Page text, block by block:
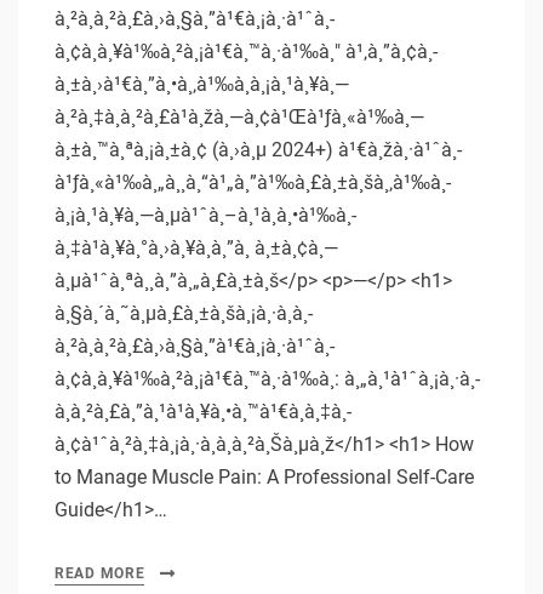
à¸²à¸à¸²à¸£à¸›à¸§à¸”à¹€à¸¡à¸·à¹ˆà¸­
à¸¢à¸à¸¥à¹‰à¸²à¸¡à¹€à¸™à¸·à¹‰à¸­" à¹‚à¸”à¸¢à¸­
à¸±à¸›à¹€à¸”à¸•à¸‚à¹‰à¸­à¸¡à¸¹à¸¥à¸—
à¸²à¸‡à¸à¸²à¸£à¹à¸žà¸—à¸¢à¹Œà¹ƒà¸«à¹‰à¸—
à¸±à¸™à¸ªà¸¡à¸±à¸¢ (à¸›à¸µ 2024+) à¹€à¸žà¸·à¹ˆà¸­
à¹ƒà¸«à¹‰à¸„à¸¸à¸“à¹„à¸”à¹‰à¸£à¸±à¸šà¸‚à¹‰à¸­
à¸¡à¸¹à¸¥à¸—à¸µà¹ˆà¸–à¸¹à¸à¸•à¹‰à¸­
à¸‡à¹à¸¥à¸°à¸›à¸¥à¸­à¸”à¸ à¸±à¸¢à¸—
à¸µà¹ˆà¸ªà¸¸à¸”à¸„à¸£à¸±à¸š</p> <p>—</p> <h1>
à¸§à¸´à¸˜à¸µà¸£à¸±à¸šà¸¡à¸·à¸­à¸­
à¸²à¸à¸²à¸£à¸›à¸§à¸”à¹€à¸¡à¸·à¹ˆà¸­
à¸¢à¸à¸¥à¹‰à¸²à¸¡à¹€à¸™à¸·à¹‰à¸­: à¸„à¸¹à¹ˆà¸¡à¸·à¸­
à¸à¸²à¸£à¸”à¸¹à¹à¸¥à¸•à¸™à¹€à¸­à¸‡à¸­
à¸¢à¹ˆà¸²à¸‡à¸¡à¸·à¸­à¸­à¸²à¸Šà¸µà¸ž</h1> <h1> How
to Manage Muscle Pain: A Professional Self-Care
Guide</h1>…
READ MORE